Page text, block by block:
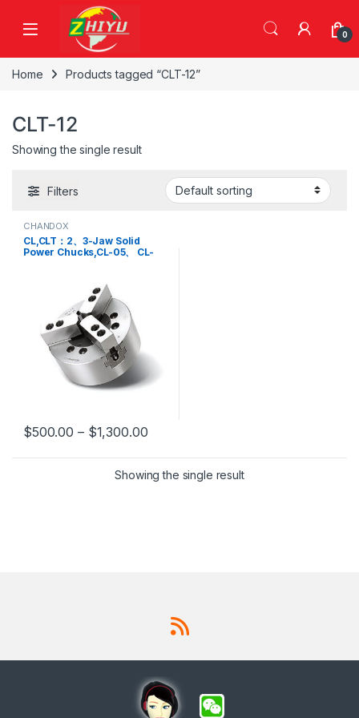
Skip to navigation
0
Home Products tagged “CLT-12”
CLT-12
Showing the single result
Filters
CHANDOX
CL,CLT：2、3-Jaw Solid
Power Chucks,CL-05、 CL-
CLT-10、 CLT-12
$500.00 – $1,300.00
This product has multiple variants. The options may be chosen
Showing the single result